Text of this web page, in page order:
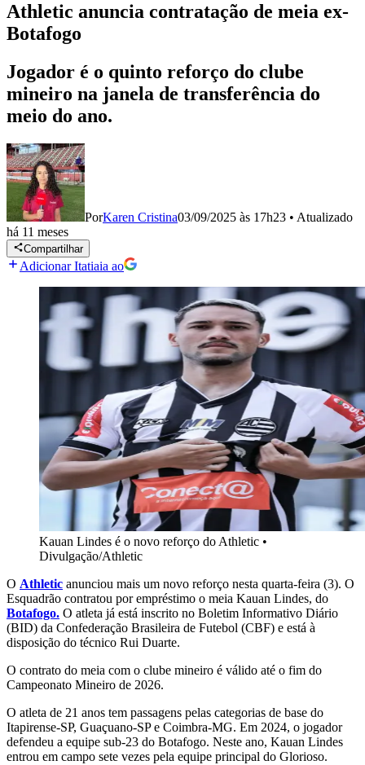
Athletic anuncia contratação de meia ex-
Botafogo
Jogador é o quinto reforço do clube
mineiro na janela de transferência do
meio do ano.
PorKaren Cristina03/09/2025 às 17h23 • Atualizado
há 11 meses
Compartilhar
Adicionar Itatiaia ao
Kauan Lindes é o novo reforço do Athletic •
Divulgação/Athletic
O Athletic anunciou mais um novo reforço nesta quarta-feira (3). O
Esquadrão contratou por empréstimo o meia Kauan Lindes, do
Botafogo. O atleta já está inscrito no Boletim Informativo Diário
(BID) da Confederação Brasileira de Futebol (CBF) e está à
disposição do técnico Rui Duarte.
O contrato do meia com o clube mineiro é válido até o fim do
Campeonato Mineiro de 2026.
O atleta de 21 anos tem passagens pelas categorias de base do
Itapirense-SP, Guaçuano-SP e Coimbra-MG. Em 2024, o jogador
defendeu a equipe sub-23 do Botafogo. Neste ano, Kauan Lindes
entrou em campo sete vezes pela equipe principal do Glorioso.